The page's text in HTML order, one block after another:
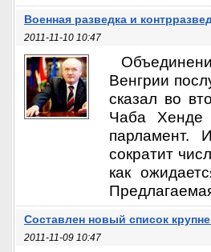
Военная разведка и
2011-11-10 10:47
Венгрии
сказал во
Чаба Хенде
парламент.
сократит
как
Составлен новый список
2011-11-09 10:47